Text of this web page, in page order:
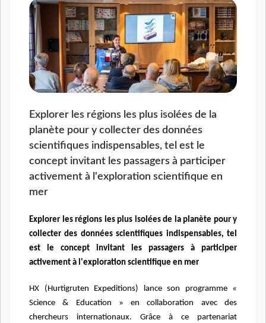
Explorer les régions les plus isolées de la
planète pour y collecter des données
scientifiques indispensables, tel est le
concept invitant les passagers à participer
activement à l'exploration scientifique en
mer
Explorer les régions les plus isolées de la planète pour y
collecter des données scientifiques indispensables, tel
est le concept invitant les passagers à participer
activement à l'exploration scientifique en mer
HX (Hurtigruten Expeditions) lance son programme «
Science & Education » en collaboration avec des
chercheurs internationaux. Grâce à ce partenariat